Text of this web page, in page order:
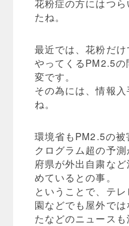
花粉症の方にはつ
たね。
最近では、花粉だ
やってくるPM2.5
変です。
その為には、情報
ね。
環境省もPM2.5の被
クログラム超の予
府県が外出自粛な
めているとの事。
ということで、テ
園などでも屋外で
たなどのニュースも